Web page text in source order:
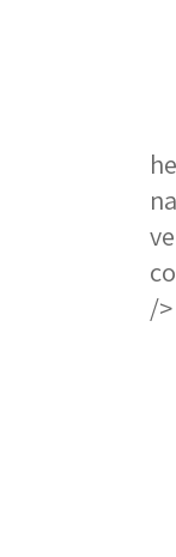
/>